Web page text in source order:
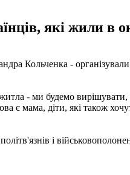
які жили в
Кольченка -
- ми будемо
мама, діти, які також
і